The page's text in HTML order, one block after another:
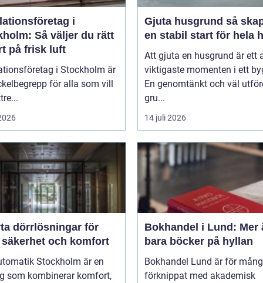
i
Så väljer du rätt
på frisk luft
i Stockholm är
för alla som vill
Gjuta husgrund så skapas
en stabil start för hela
Att gjuta en husgrund är ett
viktigaste momenten i ett
En genomtänkt och väl
gru...
14 juli 2026
dörrlösningar för
och komfort
Stockholm är en
som kombinerar komfort,
Bokhandel i Lund: Mer
bara böcker på hyllan
Bokhandel Lund är för
förknippat med akademisk